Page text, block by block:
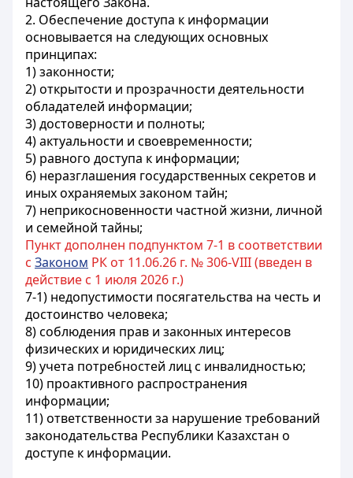
2. Обеспечение доступа к информации
основывается на следующих основных
принципах:
1) законности;
2) открытости и прозрачности деятельности
обладателей информации;
3) достоверности и полноты;
4) актуальности и своевременности;
5) равного доступа к информации;
6) неразглашения государственных секретов и
иных охраняемых законом тайн;
7) неприкосновенности частной жизни, личной
и семейной тайны;
Пункт дополнен подпунктом 7-1 в соответствии
с Законом РК от 11.06.26 г. № 306-VIII (введен в
действие с 1 июля 2026 г.)
7-1) недопустимости посягательства на честь и
достоинство человека;
8) соблюдения прав и законных интересов
физических и юридических лиц;
9) учета потребностей лиц с инвалидностью;
10) проактивного распространения
информации;
11) ответственности за нарушение требований
законодательства Республики Казахстан о
доступе к информации.